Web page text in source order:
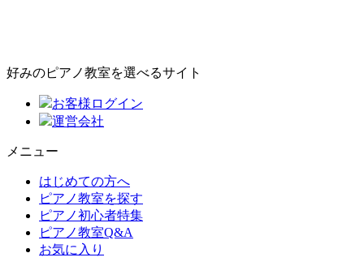
好みのピアノ教室を選べるサイト
お客様ログイン
運営会社
メニュー
はじめての方へ
ピアノ教室を探す
ピアノ初心者特集
ピアノ教室Q&A
お気に入り